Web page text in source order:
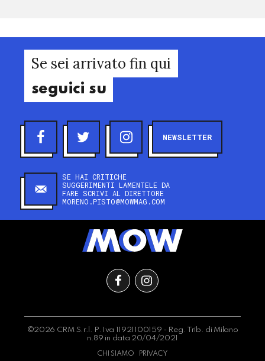
Se sei arrivato fin qui
seguici su
NEWSLETTER
SE HAI CRITICHE
SUGGERIMENTI LAMENTELE DA
FARE SCRIVI AL DIRETTORE
MORENO.PISTO@MOWMAG.COM
©2026 CRM S.r.l. P.Iva 11921100159 - Reg. Trib. di Milano
n.89 in data 20/04/2021
CHI SIAMO PRIVACY